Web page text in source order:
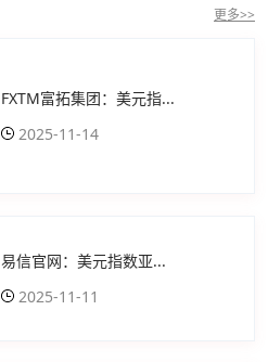
更多>>
FXTM富拓集团：美元指...
2025-11-14
易信官网：美元指数亚...
2025-11-11